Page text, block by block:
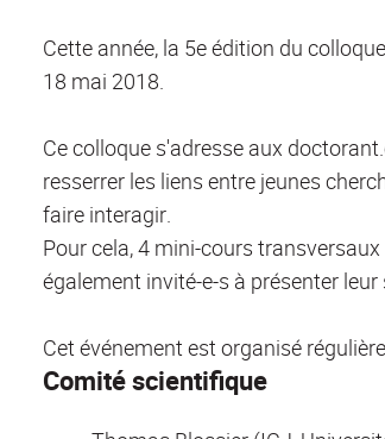
Cette année, la 5e édition du
18 mai 2018.
Ce colloque s'adresse aux
resserrer les liens entre jeunes
faire interagir.
Pour cela, 4 mini-cours
également invité-e-s à présenter
Cet événement est organisé
Comité scientifique